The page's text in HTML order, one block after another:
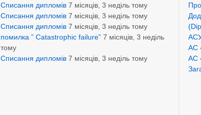
Списання дипломів 7 місяців, 3 неділь тому
Списання дипломів 7 місяців, 3 неділь тому
Списання дипломів 7 місяців, 3 неділь тому
помилка ” Catastrophic failure” 7 місяців, 3 неділь
тому
Списання дипломів 7 місяців, 3 неділь тому
АС
АС